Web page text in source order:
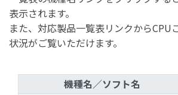
表示されます。
また、対応製品一覧表リンクからCPU
状況がご覧いただけます。
機種名／ソフト名